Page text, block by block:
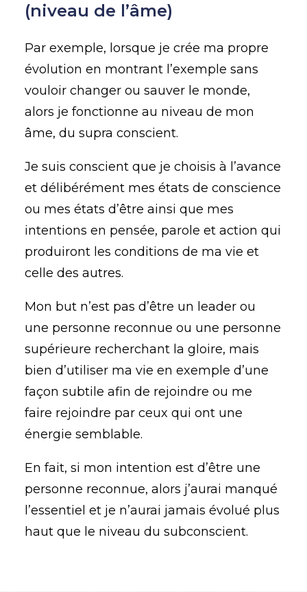
(niveau de l’âme)
Par exemple, lorsque je crée ma propre
évolution en montrant l’exemple sans
vouloir changer ou sauver le monde,
alors je fonctionne au niveau de mon
âme, du supra conscient.
Je suis conscient que je choisis à l’avance
et délibérément mes états de conscience
ou mes états d’être ainsi que mes
intentions en pensée, parole et action qui
produiront les conditions de ma vie et
celle des autres.
Mon but n’est pas d’être un leader ou
une personne reconnue ou une personne
supérieure recherchant la gloire, mais
bien d’utiliser ma vie en exemple d’une
façon subtile afin de rejoindre ou me
faire rejoindre par ceux qui ont une
énergie semblable.
En fait, si mon intention est d’être une
personne reconnue, alors j’aurai manqué
l’essentiel et je n’aurai jamais évolué plus
haut que le niveau du subconscient.